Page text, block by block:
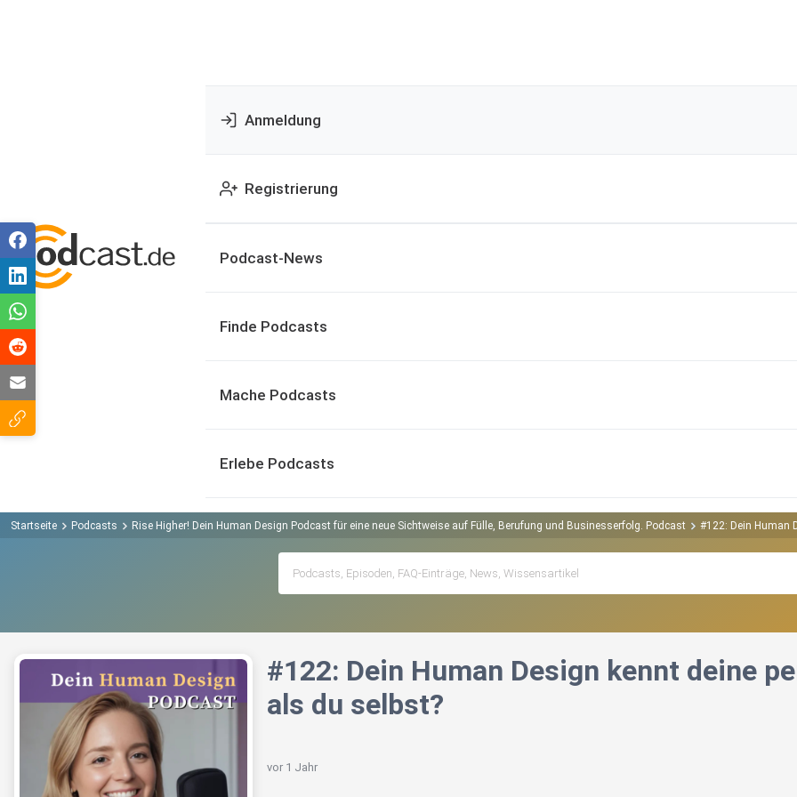
Anmeldung
Registrierung
Podcast-News
Finde Podcasts
Mache Podcasts
Erlebe Podcasts
Startseite Podcasts Rise Higher! Dein Human Design Podcast für eine neue Sichtweise auf Fülle, Berufung und Businesserfolg. Podcast #122: Dein Human
#122: Dein Human Design kennt deine
als du selbst?
vor 1 Jahr